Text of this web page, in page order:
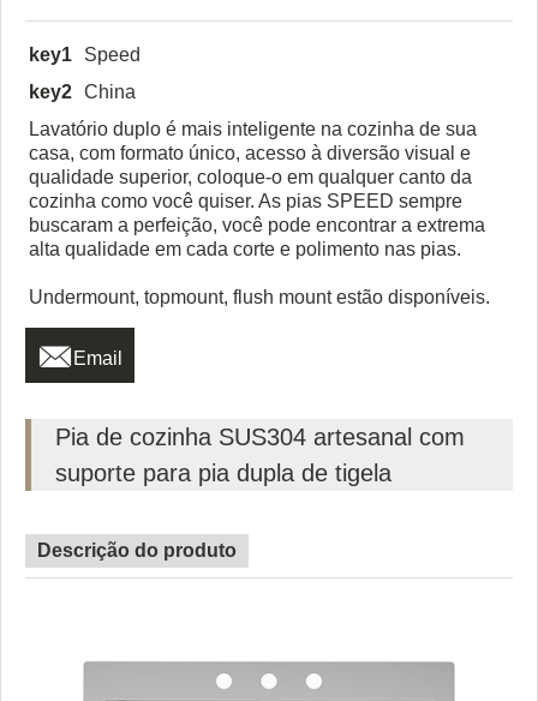
key1
Speed
key2 China
Lavatório duplo é mais inteligente na cozinha de sua
casa, com formato único, acesso à diversão visual e
qualidade superior, coloque-o em qualquer canto da
cozinha como você quiser. As pias SPEED sempre
buscaram a perfeição, você pode encontrar a extrema
alta qualidade em cada corte e polimento nas pias.
Undermount, topmount, flush mount estão disponíveis.
 Email
Pia de cozinha SUS304 artesanal com
suporte para pia dupla de tigela
Descrição do produto